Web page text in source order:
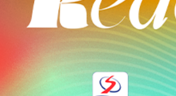
nos faz entender um pouco sobre as
só nossos, mas, na verdade, são
nos permite perceber que o outro pode
juntos.” Mais do que um momento de
rede entre as Obras Sociais do Rio de
Presenças renovaram o compromisso de
justa, fraterna e cheia de esperança. Por